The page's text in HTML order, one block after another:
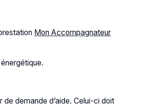
Mon Accompagnateur
de demande d’aide. Celui-ci doit